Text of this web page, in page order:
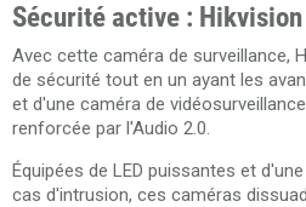
Sécurité active : Hikvision
Avec cette caméra de surveillance,
de sécurité tout en un ayant les
et d'une caméra de
renforcée par l'Audio 2.0.
Équipées de LED puissantes et
cas d'intrusion, ces caméras